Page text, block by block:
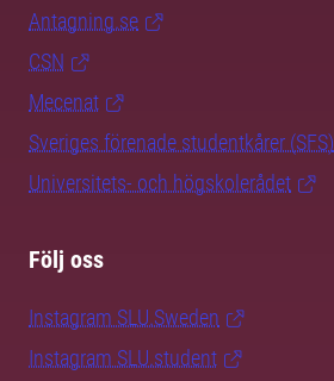
Antagning.se
CSN
Mecenat
Sveriges förenade studentkårer (SFS)
Universitets- och högskolerådet
Följ oss
Instagram SLU.Sweden
Instagram SLU.student